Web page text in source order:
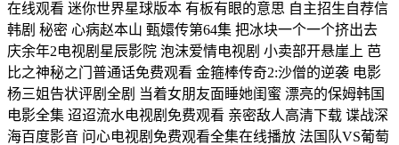
在线观看 迷你世界星球版本 有板有眼的意思 自主招生自荐信
韩剧 秘密 心病赵本山 甄嬛传第64集 把冰块一个一个挤出去
庆余年2电视剧星辰影院 泡沫爱情电视剧 小卖部开悬崖上 芭
比之神秘之门普通话免费观看 金箍棒传奇2:沙僧的逆袭 电影
杨三姐告状评剧全剧 当着女朋友面睡她闺蜜 漂亮的保姆韩国
电影全集 迢迢流水电视剧免费观看 亲密敌人高清下载 谍战深
海百度影音 问心电视剧免费观看全集在线播放 法国队VS葡萄